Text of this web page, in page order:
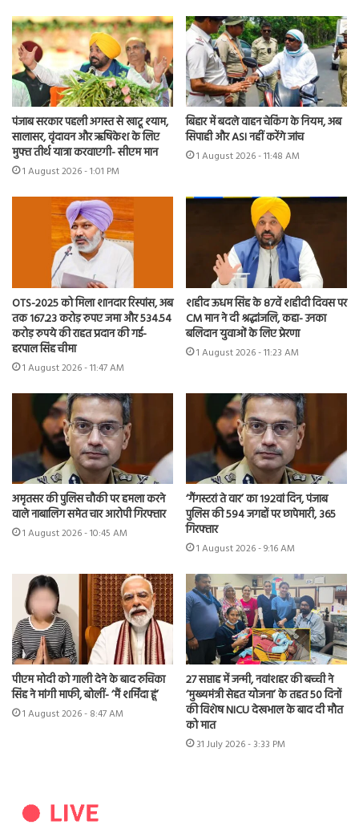
पंजाब सरकार पहली अगस्त से खाटू श्याम,
सालासर, वृंदावन और ऋषिकेश के लिए
मुफ्त तीर्थ यात्रा करवाएगी- सीएम मान
1 August 2026 - 1:01 PM
बिहार में बदले वाहन चेकिंग के नियम, अब
सिपाही और ASI नहीं करेंगे जांच
1 August 2026 - 11:48 AM
OTS-2025 को मिला शानदार रिस्पांस, अब
तक 167.23 करोड़ रुपए जमा और 534.54
करोड़ रुपये की राहत प्रदान की गई-
हरपाल सिंह चीमा
1 August 2026 - 11:47 AM
शहीद ऊधम सिंह के 87वें शहीदी दिवस पर
CM मान ने दी श्रद्धांजलि, कहा- उनका
बलिदान युवाओं के लिए प्रेरणा
1 August 2026 - 11:23 AM
अमृतसर की पुलिस चौकी पर हमला करने
वाले नाबालिग समेत चार आरोपी गिरफ्तार
1 August 2026 - 10:45 AM
‘गैंगस्टरां ते वार’ का 192वां दिन, पंजाब
पुलिस की 594 जगहों पर छापेमारी, 365
गिरफ्तार
1 August 2026 - 9:16 AM
पीएम मोदी को गाली देने के बाद रुचिका
सिंह ने मांगी माफी, बोलीं- ‘मैं शर्मिंदा हूं’
1 August 2026 - 8:47 AM
27 सप्ताह में जन्मी, नवांशहर की बच्ची ने
‘मुख्यमंत्री सेहत योजना’ के तहत 50 दिनों
की विशेष NICU देखभाल के बाद दी मौत
को मात
31 July 2026 - 3:33 PM